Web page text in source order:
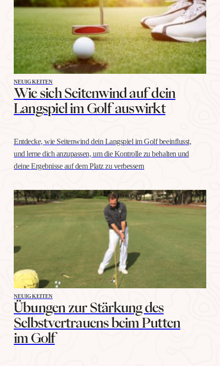
NEUIGKEITEN
Wie sich Seitenwind auf dein
Langspiel im Golf auswirkt
Entdecke, wie Seitenwind dein Langspiel im Golf beeinflusst,
und lerne dich anzupassen, um die Kontrolle zu behalten und
deine Ergebnisse auf dem Platz zu verbessern
NEUIGKEITEN
Übungen zur Stärkung des
Selbstvertrauens beim Putten
im Golf